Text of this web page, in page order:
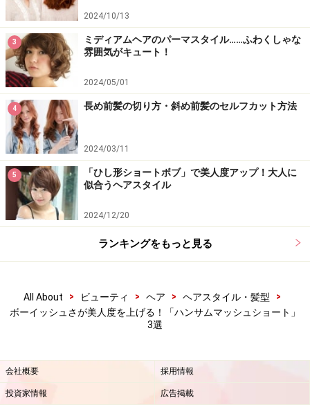
※記事内容は執筆時点のものです。最新の内容をご確認くださ
い。
【編集部おすすめの購入サイト】
Amazonで人気のヘアケア用品をチェック！
楽天市場で人気のヘアケア用品をチェック！
2024/10/13
3
ミディアムヘアのパーマスタイル……ふわくしゃな
雰囲気がキュート！
2024/05/01
4 長め前髪の切り方・斜め前髪のセルフカット方法
2024/03/11
5
「ひし形ショートボブ」で美人度アップ！大人に
似合うヘアスタイル
2024/12/20
ランキングをもっと見る
All About > ビューティ > ヘア > ヘアスタイル・髪型
>
ボーイッシュさが美人度を上げる！「ハンサムマッシュショート」
3選
会社概要 採用情報
投資家情報 広告掲載